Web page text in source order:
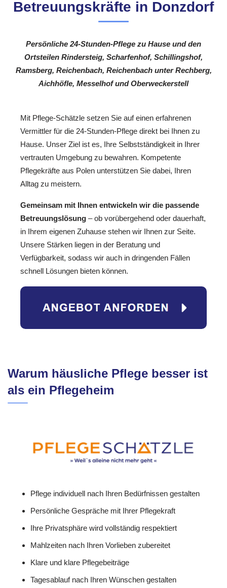
Betreuungskräfte in Donzdorf
Persönliche 24-Stunden-Pflege zu Hause und den
Ortsteilen Rindersteig, Scharfenhof, Schillingshof,
Ramsberg, Reichenbach, Reichenbach unter Rechberg,
Aichhöfle, Messelhof und Oberweckerstell
Mit Pflege-Schätzle setzen Sie auf einen erfahrenen
Vermittler für die 24-Stunden-Pflege direkt bei Ihnen zu
Hause. Unser Ziel ist es, Ihre Selbstständigkeit in Ihrer
vertrauten Umgebung zu bewahren. Kompetente
Pflegekräfte aus Polen unterstützen Sie dabei, Ihren
Alltag zu meistern.
Gemeinsam mit Ihnen entwickeln wir die passende
Betreuungslösung – ob vorübergehend oder dauerhaft,
in Ihrem eigenen Zuhause stehen wir Ihnen zur Seite.
Unsere Stärken liegen in der Beratung und
Verfügbarkeit, sodass wir auch in dringenden Fällen
schnell Lösungen bieten können.
Warum häusliche Pflege besser ist
als ein Pflegeheim
Pflege individuell nach Ihren Bedürfnissen gestalten
Persönliche Gespräche mit Ihrer Pflegekraft
Ihre Privatsphäre wird vollständig respektiert
Mahlzeiten nach Ihren Vorlieben zubereitet
Klare und klare Pflegebeiträge
Tagesablauf nach Ihren Wünschen gestalten